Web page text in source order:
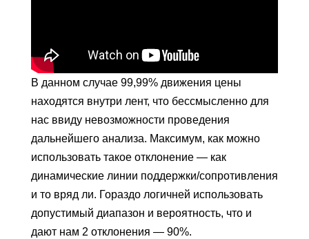
В данном случае 99,99% движения цены
находятся внутри лент, что бессмысленно для
нас ввиду невозможности проведения
дальнейшего анализа. Максимум, как можно
использовать такое отклонение — как
динамические линии поддержки/сопротивления
и то вряд ли. Гораздо логичней использовать
допустимый диапазон и вероятность, что и
дают нам 2 отклонения — 90%.